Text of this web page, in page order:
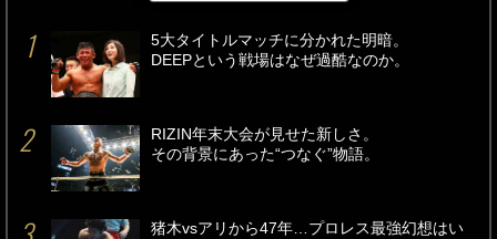
5大タイトルマッチに分かれた明暗。
DEEPという戦場はなぜ過酷なのか。
RIZIN年末大会が見せた新しさ。
その背景にあった“つなぐ”物語。
猪木vsアリから47年…プロレス最強幻想はい